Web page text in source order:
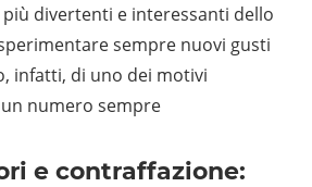
divertenti e interessanti dello
sempre nuovi gusti
infatti, di uno dei motivi
numero sempre
e contraffazione: